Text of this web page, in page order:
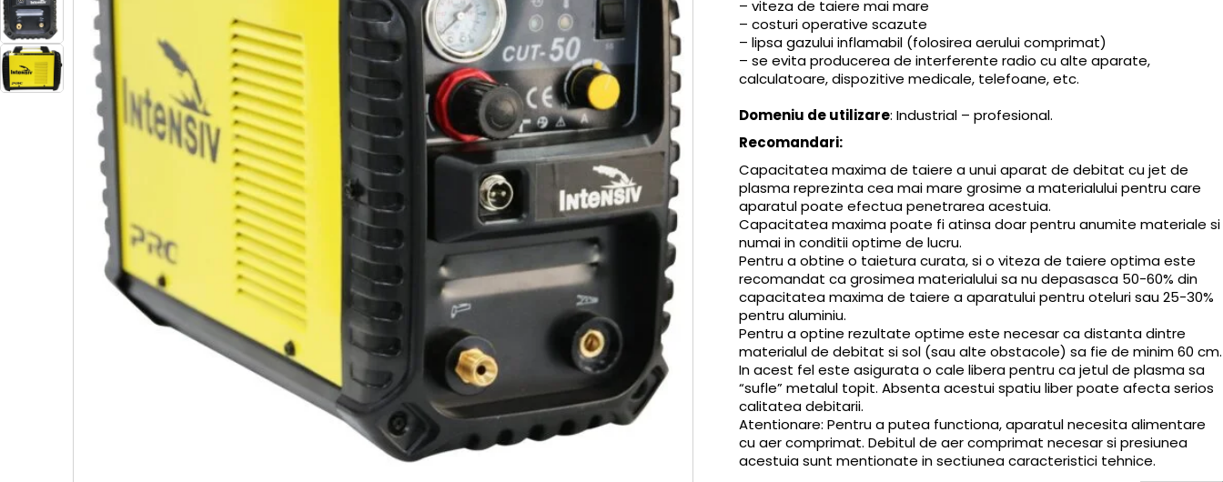
– viteza de taiere mai mare
– costuri operative scazute
– lipsa gazului inflamabil (folosirea aerului comprimat)
– se evita producerea de interferente radio cu alte aparate,
calculatoare, dispozitive medicale, telefoane, etc.
Domeniu de utilizare: Industrial – profesional.
Recomandari:
Capacitatea maxima de taiere a unui aparat de debitat cu jet de
plasma reprezinta cea mai mare grosime a materialului pentru care
aparatul poate efectua penetrarea acestuia.
Capacitatea maxima poate fi atinsa doar pentru anumite materiale si
numai in conditii optime de lucru.
Pentru a obtine o taietura curata, si o viteza de taiere optima este
recomandat ca grosimea materialului sa nu depasasca 50-60% din
capacitatea maxima de taiere a aparatului pentru oteluri sau 25-30%
pentru aluminiu.
Pentru a optine rezultate optime este necesar ca distanta dintre
materialul de debitat si sol (sau alte obstacole) sa fie de minim 60 cm.
In acest fel este asigurata o cale libera pentru ca jetul de plasma sa
“sufle” metalul topit. Absenta acestui spatiu liber poate afecta serios
calitatea debitarii.
Atentionare: Pentru a putea functiona, aparatul necesita alimentare
cu aer comprimat. Debitul de aer comprimat necesar si presiunea
acestuia sunt mentionate in sectiunea caracteristici tehnice.